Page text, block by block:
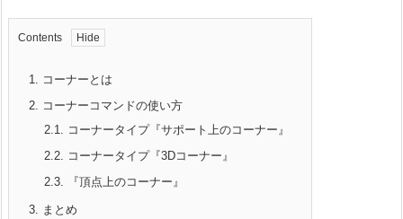
Contents
1. コーナーとは
2. コーナーコマンドの使い方
2.1. コーナータイプ『サポート上のコーナー』
2.2. コーナータイプ『3Dコーナー』
2.3. 『頂点上のコーナー』
3. まとめ